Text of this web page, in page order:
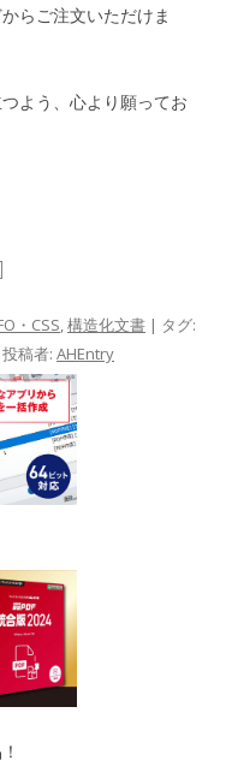
らご注文いただけま
よう、心より願ってお
・CSS,構造化文書 | タグ:
投稿者: AHEntry